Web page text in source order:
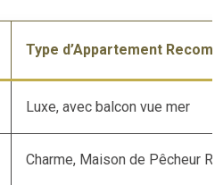
Type d’Appartement
Luxe, avec balcon vue mer
Charme, Maison de Pêcheur